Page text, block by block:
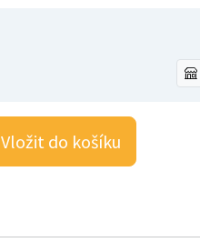
Vložit do košíku